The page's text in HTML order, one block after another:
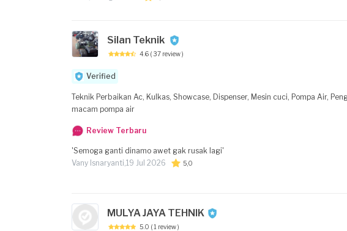
Silan Teknik
4.6 ( 37 review )
Verified
Teknik Perbaikan Ac, Kulkas, Showcase, Dispenser, Mesin cuci, Pompa Air,
macam pompa air
Review Terbaru
'Semoga ganti dinamo awet gak rusak lagi'
Vany Isnaryanti,19 Jul 2026 5,0
MULYA JAYA TEHNIK
5.0 ( 1 review )